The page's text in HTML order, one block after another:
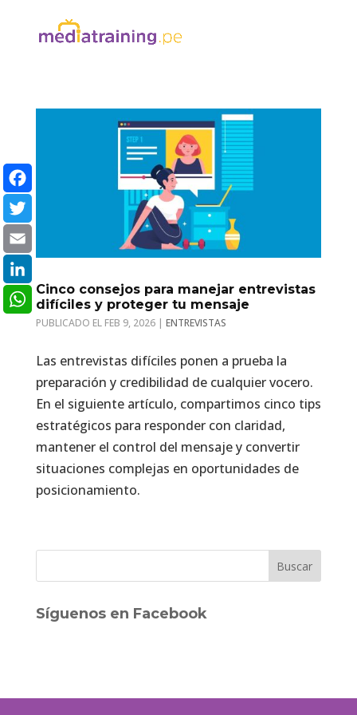
Cinco consejos para manejar entrevistas
difíciles y proteger tu mensaje
FEB 9, 2026| ENTREVISTAS
Las entrevistas difíciles ponen a prueba la
preparación y credibilidad de cualquier vocero.
En el siguiente artículo, compartimos cinco tips
estratégicos para responder con claridad,
mantener el control del mensaje y convertir
situaciones complejas en oportunidades de
posicionamiento.
Síguenos en Facebook
Facebook
Twitter
Email
LinkedIn
WhatsApp